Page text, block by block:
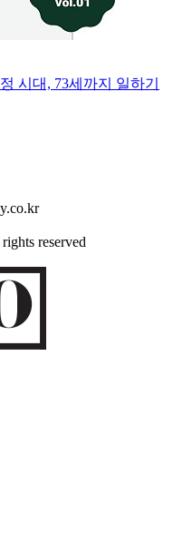
시대, 73세까지 일하기
reserved